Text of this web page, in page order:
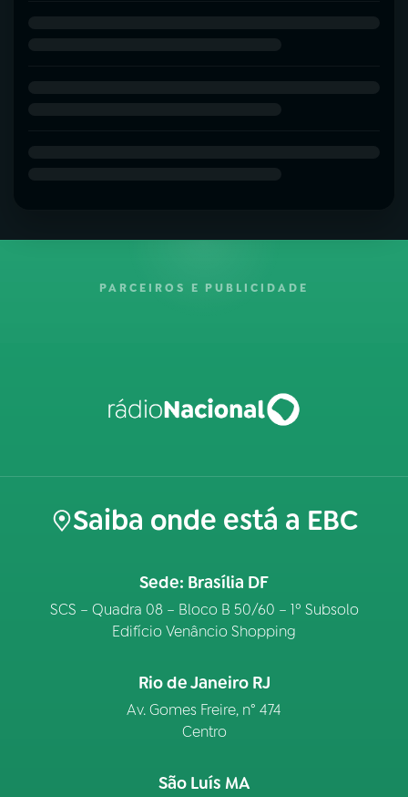
PARCEIROS E PUBLICIDADE
Saiba onde está a EBC
Sede: Brasília DF
SCS – Quadra 08 – Bloco B 50/60 – 1º Subsolo
Edifício Venâncio Shopping
Rio de Janeiro RJ
Av. Gomes Freire, n° 474
Centro
São Luís MA